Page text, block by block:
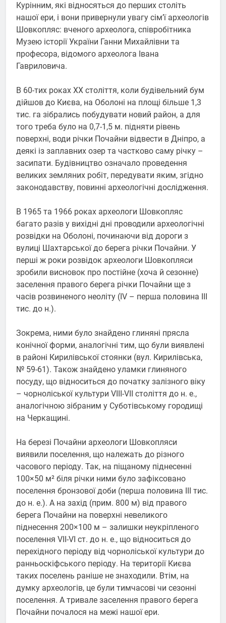
Курінним, які відносяться до перших століть
нашої ери, і вони привернули увагу сім’ї археологів
Шовкопляс: вченого археолога, співробітника
Музею історії України Ганни Михайлівни та
професора, відомого археолога Івана
Гавриловича.
В 60-тих роках XX століття, коли будівельний бум
дійшов до Києва, на Оболоні на площі більше 1,3
тис. га зібрались побудувати новий район, а для
того треба було на 0,7-1,5 м. підняти рівень
поверхні, води річки Почайни відвести в Дніпро, а
деякі із заплавних озер та частково саму річку –
засипати. Будівництво означало проведення
великих земляних робіт, передувати яким, згідно
законодавству, повинні археологічні дослідження.
В 1965 та 1966 роках археологи Шовкопляс
багато разів у вихідні дні проводили археологічні
розвідки на Оболоні, починаючи від дороги з
вулиці Шахтарської до берега річки Почайни. У
перші ж роки розвідок археологи Шовкопляси
зробили висновок про постійне (хоча й сезонне)
заселення правого берега річки Почайни ще з
часів розвиненого неоліту (IV – перша половина III
тис. до н.).
Зокрема, ними було знайдено глиняні прясла
конічної форми, аналогічні тим, що були виявлені
в районі Кирилівської стоянки (вул. Кирилівська,
№ 59-61). Також знайдено уламки глиняного
посуду, що відноситься до початку залізного віку
– чорноліської культури VIII-VII століття до н. е.,
аналогічною зібраним у Суботівському городищі
на Черкащині.
На березі Почайни археологи Шовкопляси
виявили поселення, що належать до різного
часового періоду. Так, на піщаному піднесенні
100×50 м² біля річки ними було зафіксовано
поселення бронзової доби (перша половина III тис.
до н. е.). А на захід (прим. 800 м) від правого
берега Почайни на поверхні невеликого
піднесення 200×100 м – залишки неукріпленого
поселення VII-VI ст. до н. е., що відноситься до
перехідного періоду від чорноліської культури до
ранньоскіфського періоду. На території Києва
таких поселень раніше не знаходили. Втім, на
думку археологів, це були тимчасові чи сезонні
поселення. А тривале заселення правого берега
Почайни почалося на межі нашої ери.